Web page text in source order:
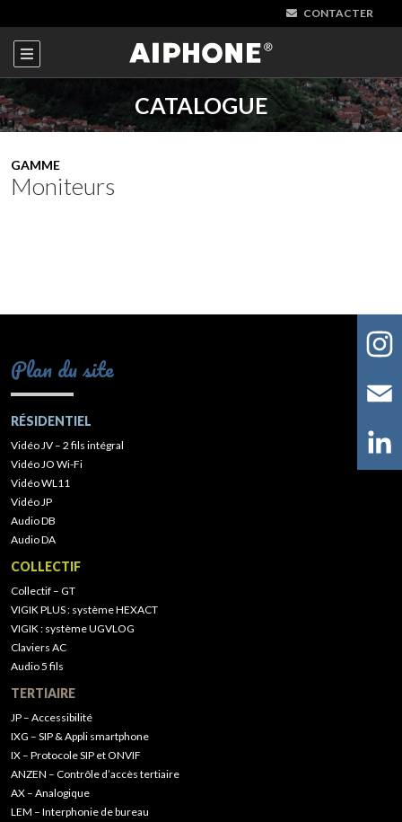
CONTACTER
CATALOGUE
GAMME
Moniteurs
Plan du site
RÉSIDENTIEL
Vidéo JV – 2 fils intégral
Vidéo JO Wi-Fi
Vidéo WL11
Vidéo JP
Audio DB
Audio DA
COLLECTIF
Collectif – GT
VIGIK PLUS : système HEXACT
VIGIK : système UGVLOG
Claviers AC
Audio 5 fils
TERTIAIRE
JP – Accessibilité
IXG – SIP & Appli smartphone
IX – Protocole SIP et ONVIF
ANZEN – Contrôle d’accès tertiaire
AX – Analogique
LEM – Interphonie de bureau